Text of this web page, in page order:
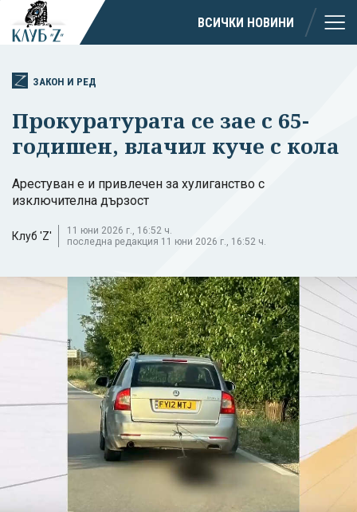
ВСИЧКИ НОВИНИ
ЗАКОН И РЕД
Прокуратурата се зае с 65-
годишен, влачил куче с кола
Арестуван е и привлечен за хулиганство с
изключителна дързост
Клуб 'Z'
11 юни 2026 г., 16:52 ч.
последна редакция 11 юни 2026 г., 16:52 ч.